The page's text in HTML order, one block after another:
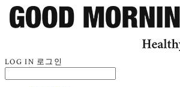
LOG IN 로그인